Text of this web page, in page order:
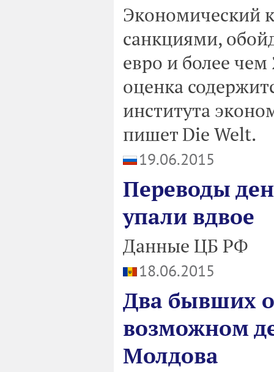
Экономический
санкциями,
евро и более
оценка
института
пишет Die Welt.
19.06.2015
Переводы
упали вдвое
Данные ЦБ РФ
18.06.2015
Два бывших
возможном
Молдова